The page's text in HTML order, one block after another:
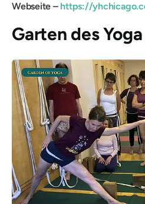
Webseite –https://
Garten des Yoga